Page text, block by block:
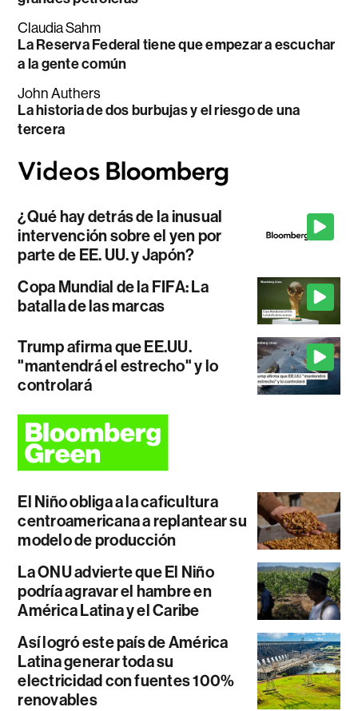
Claudia Sahm
La Reserva Federal tiene que empezar a escuchar
a la gente común
John Authers
La historia de dos burbujas y el riesgo de una
tercera
¿Qué hay detrás de la inusual
intervención sobre el yen por
parte de EE. UU. y Japón?
Copa Mundial de la FIFA: La
batalla de las marcas
Trump afirma que EE.UU.
"mantendrá el estrecho" y lo
controlará
El Niño obliga a la caficultura
centroamericana a replantear su
modelo de producción
La ONU advierte que El Niño
podría agravar el hambre en
América Latina y el Caribe
Así logró este país de América
Latina generar toda su
electricidad con fuentes 100%
renovables